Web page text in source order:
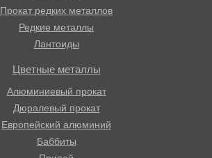
Прокат редких металлов
Редкие металлы
Лантоиды
Цветные металлы
Алюминиевый прокат
Дюралевый прокат
Европейский алюминий
Баббиты